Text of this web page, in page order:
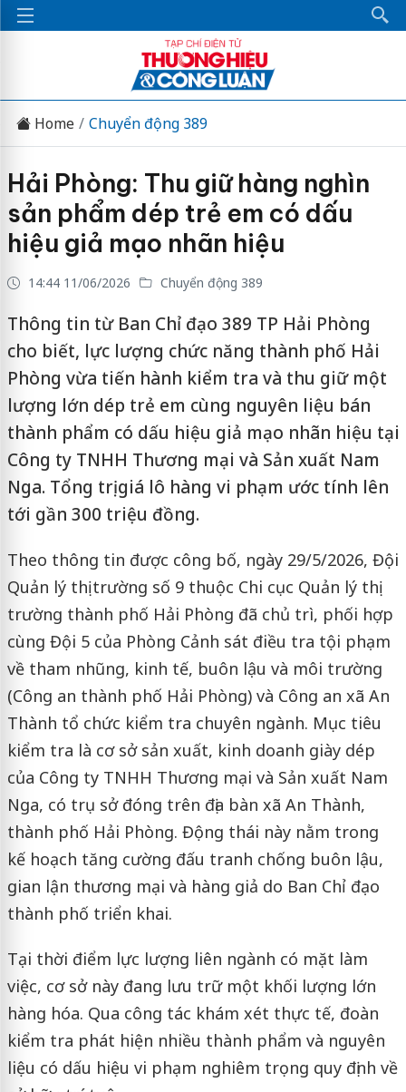
Home Chuyển động 389
Hải Phòng: Thu giữ hàng nghìn
sản phẩm dép trẻ em có dấu
hiệu giả mạo nhãn hiệu
14:44 11/06/2026 Chuyển động 389
Thông tin từ Ban Chỉ đạo 389 TP Hải Phòng
cho biết, lực lượng chức năng thành phố Hải
Phòng vừa tiến hành kiểm tra và thu giữ một
lượng lớn dép trẻ em cùng nguyên liệu bán
thành phẩm có dấu hiệu giả mạo nhãn hiệu tại
Công ty TNHH Thương mại và Sản xuất Nam
Nga. Tổng trị giá lô hàng vi phạm ước tính lên
tới gần 300 triệu đồng.
Theo thông tin được công bố, ngày 29/5/2026, Đội
Quản lý thị trường số 9 thuộc Chi cục Quản lý thị
trường thành phố Hải Phòng đã chủ trì, phối hợp
cùng Đội 5 của Phòng Cảnh sát điều tra tội phạm
về tham nhũng, kinh tế, buôn lậu và môi trường
(Công an thành phố Hải Phòng) và Công an xã An
Thành tổ chức kiểm tra chuyên ngành. Mục tiêu
kiểm tra là cơ sở sản xuất, kinh doanh giày dép
của Công ty TNHH Thương mại và Sản xuất Nam
Nga, có trụ sở đóng trên địa bàn xã An Thành,
thành phố Hải Phòng. Động thái này nằm trong
kế hoạch tăng cường đấu tranh chống buôn lậu,
gian lận thương mại và hàng giả do Ban Chỉ đạo
thành phố triển khai.
Tại thời điểm lực lượng liên ngành có mặt làm
việc, cơ sở này đang lưu trữ một khối lượng lớn
hàng hóa. Qua công tác khám xét thực tế, đoàn
kiểm tra phát hiện nhiều thành phẩm và nguyên
liệu có dấu hiệu vi phạm nghiêm trọng quy định về